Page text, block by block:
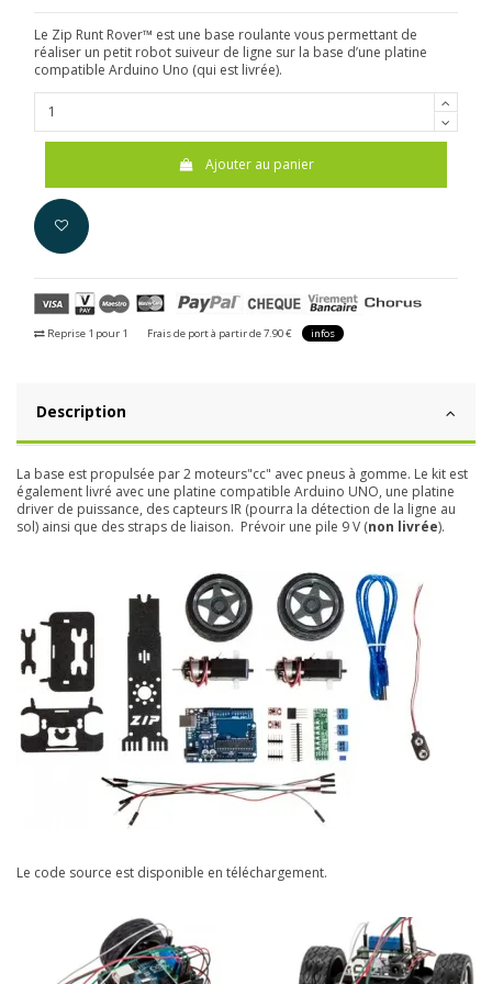
Le Zip Runt Rover™ est une base roulante vous permettant de
réaliser un petit robot suiveur de ligne sur la base d’une platine
compatible Arduino Uno (qui est livrée).
Ajouter au panier
Reprise 1 pour 1 Frais de port à partir de 7.90 € infos
Description
La base est propulsée par 2 moteurs"cc" avec pneus à gomme. Le kit est
également livré avec une platine compatible Arduino UNO, une platine
driver de puissance, des capteurs IR (pourra la détection de la ligne au
sol) ainsi que des straps de liaison. Prévoir une pile 9 V (non livrée).
Le code source est disponible en téléchargement.